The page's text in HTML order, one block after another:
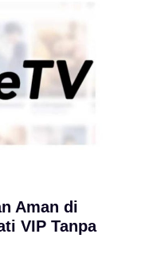
Aman di
VIP Tanpa